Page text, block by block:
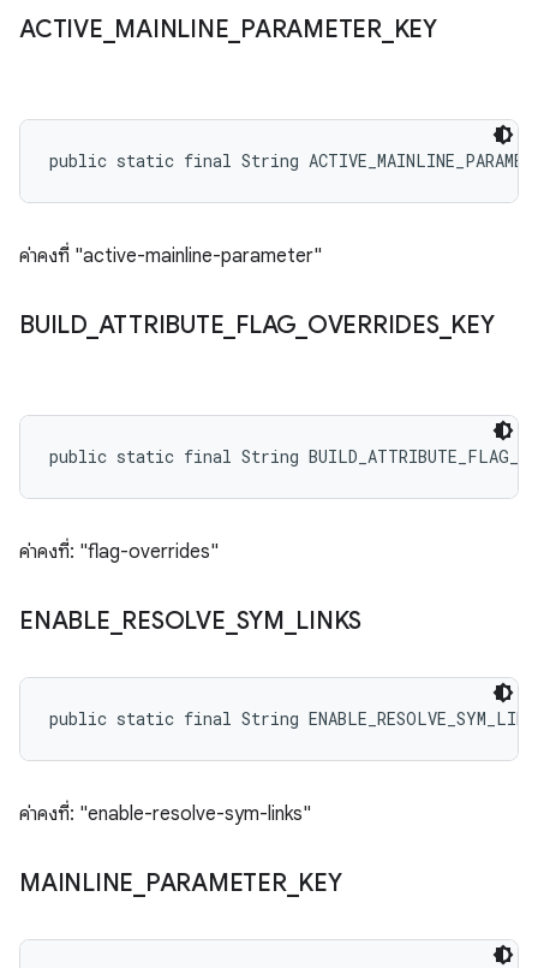
ACTIVE MAINLINE PARAMETER_ KEY
public static final String
ค่าคงที่ "active-mainline-parameter"
BUILD_ ATTRIBUTE FLAG OVERRIDES_ KEY
public static final String
ค่าคงที่: "flag-overrides"
ENABLE RESOLVE _SYM LINKS
public static final String
ค่าคงที่: "enable-resolve-sym-links"
MAINLINE PARAMETER_ KEY